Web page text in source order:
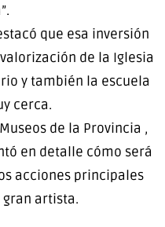
que esa inversión
de la Iglesia
y también la escuela
cerca.
de la Provincia ,
en detalle cómo será
acciones principales
artista.